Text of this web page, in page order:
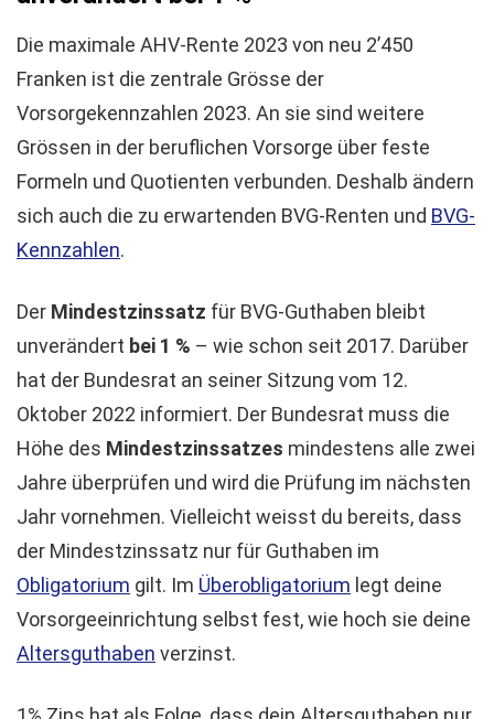
Die maximale AHV-Rente 2023 von neu 2’450
Franken ist die zentrale Grösse der
Vorsorgekennzahlen 2023. An sie sind weitere
Grössen in der beruflichen Vorsorge über feste
Formeln und Quotienten verbunden. Deshalb ändern
sich auch die zu erwartenden BVG-Renten und BVG-
Kennzahlen.
Der Mindestzinssatz für BVG-Guthaben bleibt
unverändert bei 1 % – wie schon seit 2017. Darüber
hat der Bundesrat an seiner Sitzung vom 12.
Oktober 2022 informiert. Der Bundesrat muss die
Höhe des Mindestzinssatzes mindestens alle zwei
Jahre überprüfen und wird die Prüfung im nächsten
Jahr vornehmen. Vielleicht weisst du bereits, dass
der Mindestzinssatz nur für Guthaben im
Obligatorium gilt. Im Überobligatorium legt deine
Vorsorgeeinrichtung selbst fest, wie hoch sie deine
Altersguthaben verzinst.